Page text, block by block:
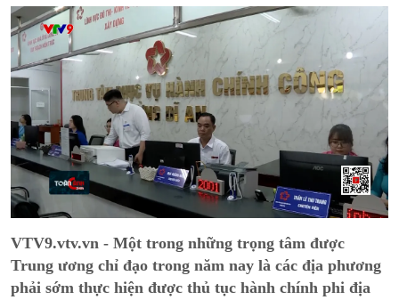
VTV9.vtv.vn - Một trong những trọng tâm được
Trung ương chỉ đạo trong năm nay là các địa phương
phải sớm thực hiện được thủ tục hành chính phi địa